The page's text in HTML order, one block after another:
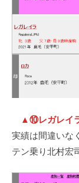
▲⑩レガレイ
実績は間違いな
テン乗り北村宏